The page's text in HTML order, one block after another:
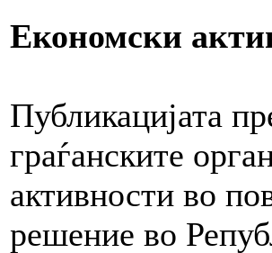
Економски
Публикацијата
граѓанските
активности во
решение во